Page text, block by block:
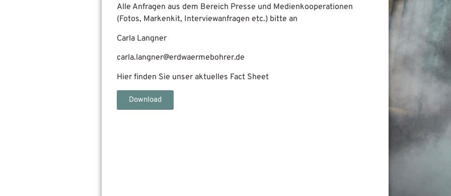
Alle Anfragen aus dem Bereich Presse und Medienkooperationen
(Fotos, Markenkit, Interviewanfragen etc.) bitte an
Carla Langner
carla.langner@erdwaermebohrer.de
Hier finden Sie unser aktuelles Fact Sheet
Download